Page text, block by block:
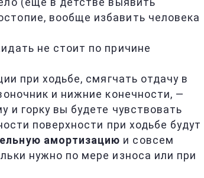
(еще в детстве выявить
вообще избавить человека
не стоит по причине
при ходьбе, смягчать отдачу в
и нижние конечности, —
горку вы будете чувствовать
поверхности при ходьбе будут
амортизацию и совсем
нужно по мере износа или при